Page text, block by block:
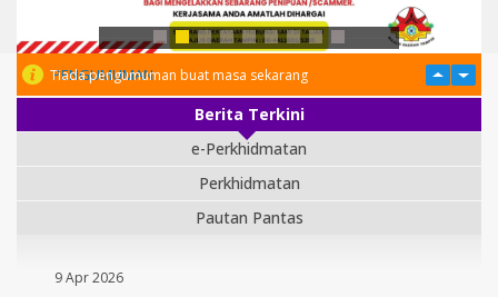
PENGUMUMAN
Tiada pengumuman buat masa sekarang
Berita Terkini
e-Perkhidmatan
Perkhidmatan
Pautan Pantas
9 Apr 2026